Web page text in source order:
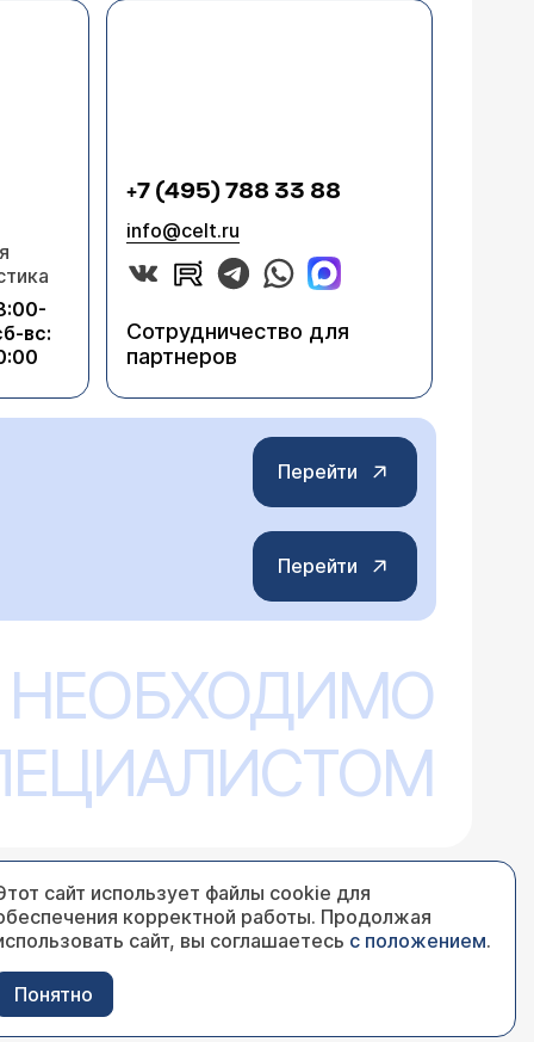
вс:
+7 (495) 788 33 88
info@celt.ru
Сотрудничество для
партнеров
Перейти
Перейти
сайт использует файлы cookie для
корректной работы. Продолжая
сайт, вы соглашаетесь с положением.
Понятно